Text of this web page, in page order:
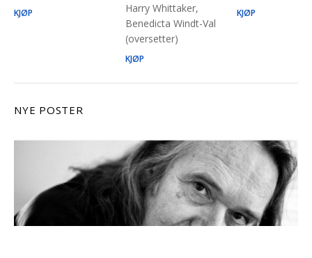
KJØP
Harry Whittaker,
Benedicta Windt-Val
(oversetter)
KJØP
KJØP
NYE POSTER